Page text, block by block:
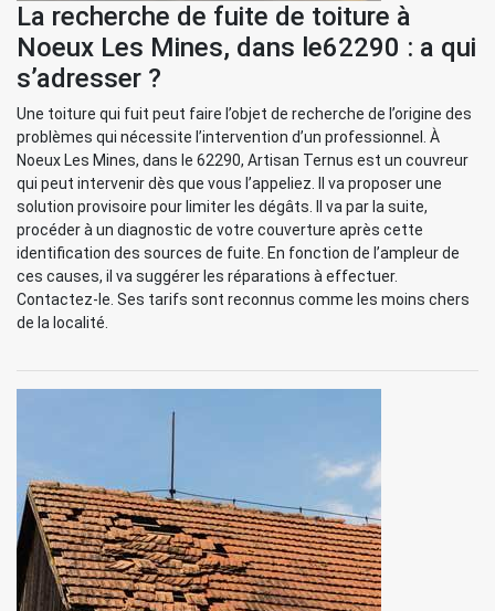
La recherche de fuite de toiture à
Noeux Les Mines, dans le62290 : a qui
s’adresser ?
Une toiture qui fuit peut faire l’objet de recherche de l’origine des
problèmes qui nécessite l’intervention d’un professionnel. À
Noeux Les Mines, dans le 62290, Artisan Ternus est un couvreur
qui peut intervenir dès que vous l’appeliez. Il va proposer une
solution provisoire pour limiter les dégâts. Il va par la suite,
procéder à un diagnostic de votre couverture après cette
identification des sources de fuite. En fonction de l’ampleur de
ces causes, il va suggérer les réparations à effectuer.
Contactez-le. Ses tarifs sont reconnus comme les moins chers
de la localité.